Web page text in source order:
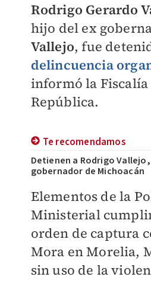
Rodrigo Gerardo
hijo del ex
Vallejo, fue
delincuencia
informó la Fiscalía
República.
Te recomendamos
Detienen a Rodrigo
gobernador de Michoacán
Elementos de la
Ministerial
orden de captura
Mora en Morelia,
sin uso de la